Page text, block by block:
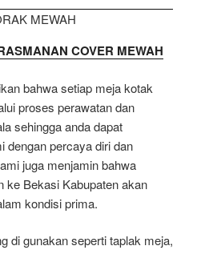
MEWAH
COVER MEWAH
bahwa setiap meja kotak
proses perawatan dan
sehingga anda dapat
dengan percaya diri dan
juga menjamin bahwa
ke Bekasi Kabupaten akan
kondisi prima.
di gunakan seperti taplak meja,